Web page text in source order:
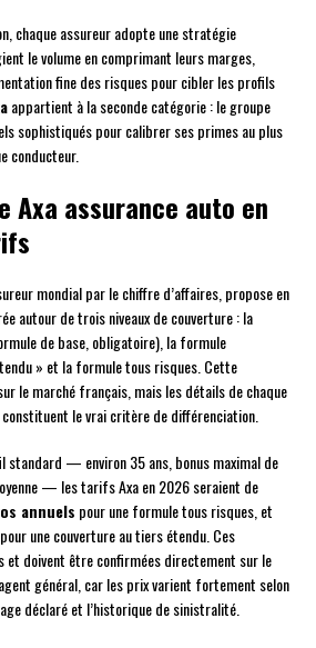
chaque assureur adopte une stratégie
le volume en comprimant leurs marges,
fine des risques pour cibler les profils
appartient à la seconde catégorie : le groupe
sophistiqués pour calibrer ses primes au plus
conducteur.
Axa assurance auto en
mondial par le chiffre d’affaires, propose en
autour de trois niveaux de couverture : la
de base, obligatoire), la formule
» et la formule tous risques. Cette
le marché français, mais les détails de chaque
le vrai critère de différenciation.
standard — environ 35 ans, bonus maximal de
— les tarifs Axa en 2026 seraient de
annuels pour une formule tous risques, et
pour une couverture au tiers étendu. Ces
et doivent être confirmées directement sur le
général, car les prix varient fortement selon
déclaré et l’historique de sinistralité.